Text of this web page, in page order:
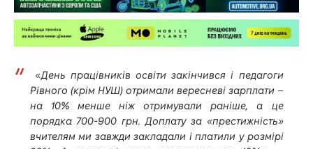
«День працівників освіти закінчився і педагоги
Рівного (крім НУШ) отримали вересневі зарплати –
на 10% менше ніж отримували раніше, а це
порядка 700-900 грн. Доплату за «престижність»
вчителям ми завжди закладали і платили у розмірі